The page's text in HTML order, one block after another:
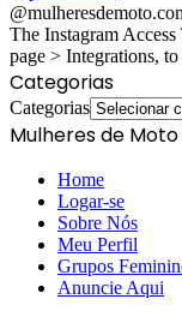
The Instagram
page > Integrations,
Categorias
Categorias
Mulheres de Moto
Home
Logar-se
Sobre Nós
Meu Perfil
Grupos
Anuncie Aqui